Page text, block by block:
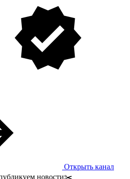
Открыть канал
новости✂️